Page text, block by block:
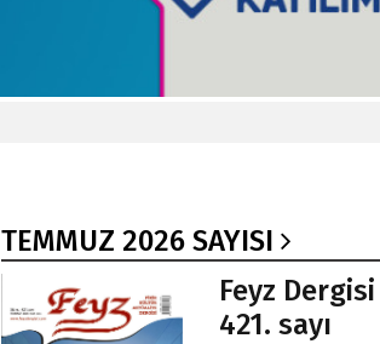
TEMMUZ 2026 SAYISI
Feyz Dergisi
421. sayı